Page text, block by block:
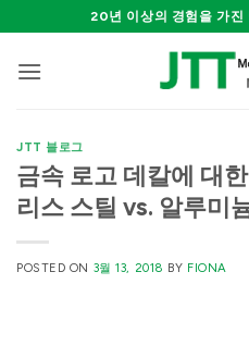
to
content
20년 이상의 경험을 가진
JTT 블로그
금속 로고 데칼에 대
리스 스틸 vs. 알루미
POSTED ON 3월 13, 2018 BY FIONA